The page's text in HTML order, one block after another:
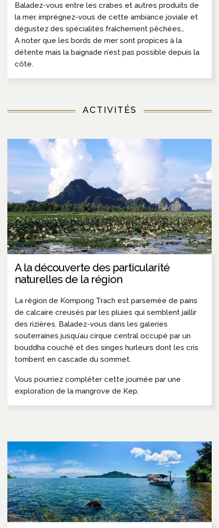
Baladez-vous entre les crabes et autres produits de
la mer, imprégnez-vous de cette ambiance joviale et
dégustez des spécialités fraîchement pêchées…
A noter que les bords de mer sont propices à la
détente mais la baignade n’est pas possible depuis la
côte.
ACTIVITÉS
A la découverte des particularité
naturelles de la région
La région de Kompong Trach est parsemée de pains
de calcaire creusés par les pluies qui semblent jaillir
des rizières. Baladez-vous dans les galeries
souterraines jusqu’au cirque central occupé par un
bouddha couché et des singes hurleurs dont les cris
tombent en cascade du sommet.
Vous pourriez compléter cette journée par une
exploration de la mangrove de Kep.